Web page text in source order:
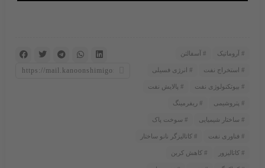
آروماتیک آسفالتن
استخراج نفت انرژی فسیلی
بیوتکنولوژی نفت پالایش نفت
پتروشیمی ریفرمینگ
ساختار شیمیایی سوخت پاک
فناوری نفت کاتالیزگر نانو ساختار
کاتالیزور کاهش کربن